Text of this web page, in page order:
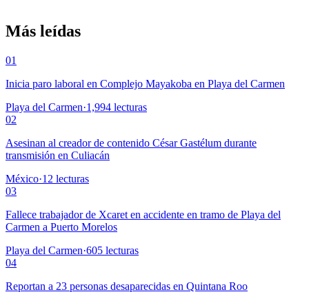
Más leídas
01
Inicia paro laboral en Complejo Mayakoba en Playa del Carmen
Playa del Carmen·1,994 lecturas
02
Asesinan al creador de contenido César Gastélum durante
transmisión en Culiacán
México·12 lecturas
03
Fallece trabajador de Xcaret en accidente en tramo de Playa del
Carmen a Puerto Morelos
Playa del Carmen·605 lecturas
04
Reportan a 23 personas desaparecidas en Quintana Roo